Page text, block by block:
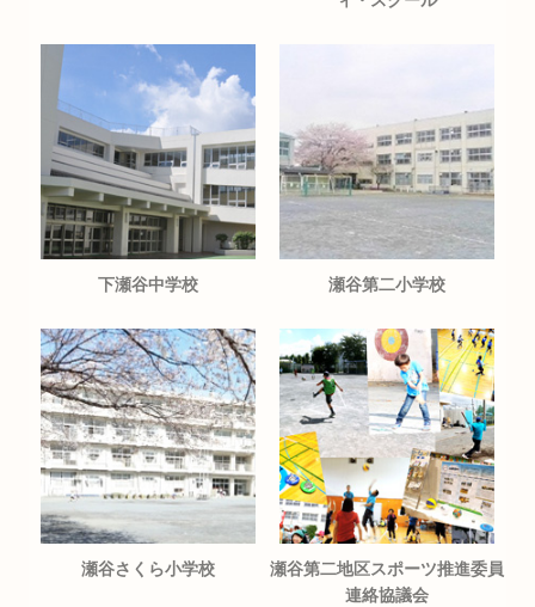
下瀬谷中学校 瀬谷第二小学校
瀬谷さくら小学校
瀬谷第二地区スポーツ推進委員
連絡協議会